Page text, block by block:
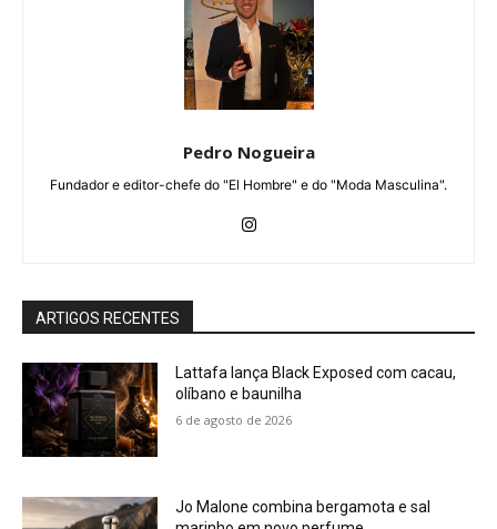
Pedro Nogueira
Fundador e editor-chefe do "El Hombre" e do "Moda Masculina".
ARTIGOS RECENTES
Lattafa lança Black Exposed com cacau,
olíbano e baunilha
6 de agosto de 2026
Jo Malone combina bergamota e sal